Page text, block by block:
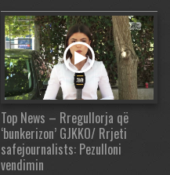
Top News – Rregullorja që
‘bunkerizon’ GJKKO/ Rrjeti
safejournalists: Pezulloni
vendimin